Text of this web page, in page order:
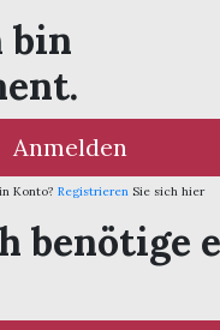
bin
Anmelden
Konto? Registrieren Sie sich hier
benötige